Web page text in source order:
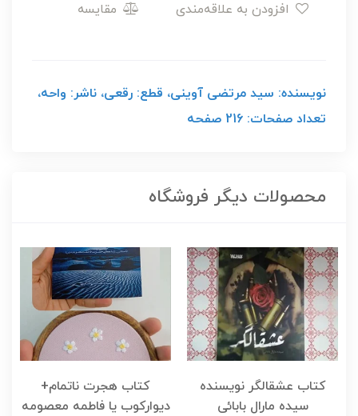
مقایسه
نویسنده: سید مرتضی آوینی، قطع: رقعی، ناشر: واحه،
تعداد صفحات: 216 صفحه
محصولات دیگر فروشگاه
کتاب عشقالگر نویسنده
سیده مارال بابائی
کتاب هجرت ناتمام+
دیوارکوب یا فاطمه معصومه